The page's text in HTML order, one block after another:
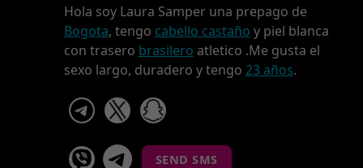
Hola soy Laura Samper una prepago de
Bogota, tengo cabello castaño y piel blanca
con trasero brasilero atletico .Me gusta el
sexo largo, duradero y tengo 23 años.
telegram
viber Telegram La Celestina
SEND SMS